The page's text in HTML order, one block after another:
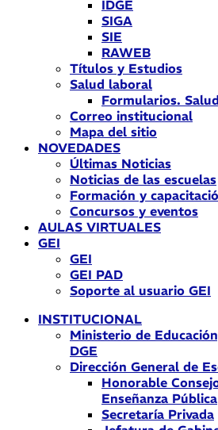
IDGE
SIGA
SIE
RAWEB
Títulos y Estudios
Salud laboral
Formularios.
Correo institucional
Mapa del sitio
NOVEDADES
Últimas Noticias
Noticias de las escuelas
Formación y
Concursos y eventos
AULAS VIRTUALES
GEI
GEI
GEI PAD
Soporte al usuario GEI
INSTITUCIONAL
Ministerio de
DGE
Dirección General de
Honorable
Enseñanza Pública
Secretaría Privada